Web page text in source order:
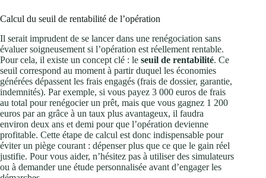
Calcul du seuil de rentabilité de l’opération
Il serait imprudent de se lancer dans une renégociation sans
évaluer soigneusement si l’opération est réellement rentable.
Pour cela, il existe un concept clé : le seuil de rentabilité. Ce
seuil correspond au moment à partir duquel les économies
générées dépassent les frais engagés (frais de dossier, garantie,
indemnités). Par exemple, si vous payez 3 000 euros de frais
au total pour renégocier un prêt, mais que vous gagnez 1 200
euros par an grâce à un taux plus avantageux, il faudra
environ deux ans et demi pour que l’opération devienne
profitable. Cette étape de calcul est donc indispensable pour
éviter un piège courant : dépenser plus que ce que le gain réel
justifie. Pour vous aider, n’hésitez pas à utiliser des simulateurs
ou à demander une étude personnalisée avant d’engager les